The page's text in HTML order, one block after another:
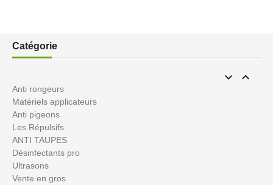
Catégorie
 
Anti rongeurs
Matériels applicateurs
Anti pigeons
Les Répulsifs
ANTI TAUPES
Désinfectants pro
Ultrasons
Vente en gros